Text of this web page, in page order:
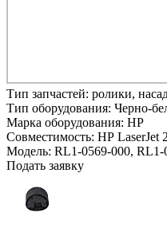
Тип запчастей: ролики,
Тип оборудования: Черно-
Марка оборудования: HP
Совместимость: HP LaserJet
Модель: RL1-0569-000,
Подать заявку